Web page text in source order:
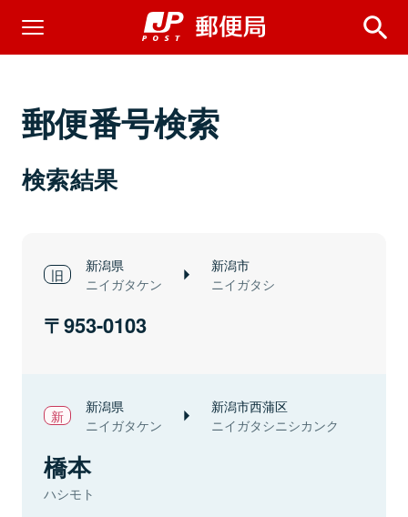
郵便番号検索
検索結果
新潟県
ニイガタケン
新潟市
ニイガタシ
953-0103
新潟県
ニイガタケン
新潟市西蒲区
ニイガタシニシカンク
橋本
ハシモト